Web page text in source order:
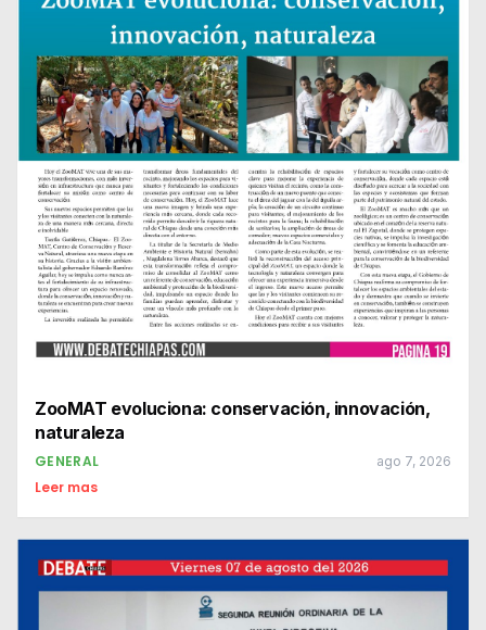
ZooMAT evoluciona: conservación, innovación,
naturaleza
GENERAL ago 7, 2026
Leer mas